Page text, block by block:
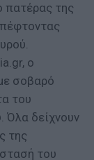
πατέρας της
o
σοβαρό
του
Όλα δείχνουν
της
του